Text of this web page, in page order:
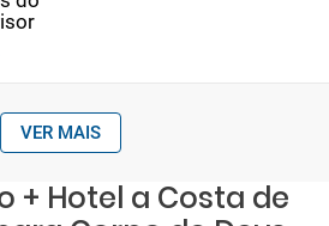
VER MAIS
+ Hotel a Costa de